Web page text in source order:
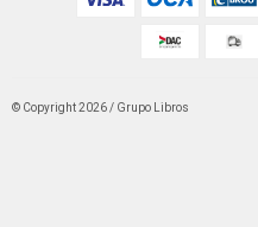
© Copyright 2026 / Grupo Libros